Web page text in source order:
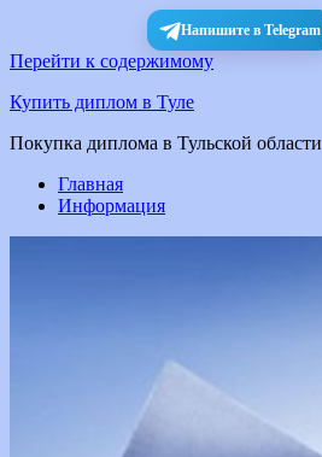
Напишите в Telegram
Перейти к содержимому
Купить диплом в Туле
Покупка диплома в Тульской области
Главная
Информация